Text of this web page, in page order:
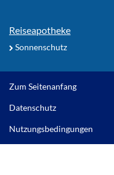
Reiseapotheke
Sonnenschutz
Zum Seitenanfang
Datenschutz
Nutzungsbedingungen